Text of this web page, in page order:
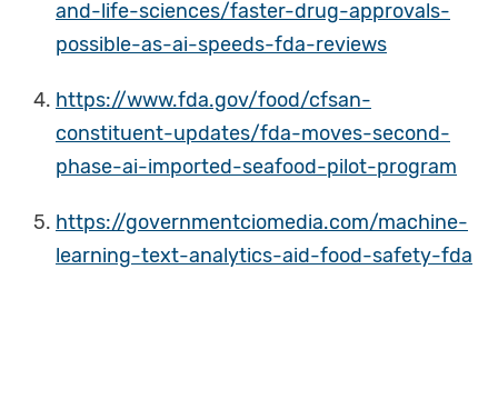
and-life-sciences/faster-drug-approvals-
possible-as-ai-speeds-fda-reviews
https://www.fda.gov/food/cfsan-
constituent-updates/fda-moves-second-
phase-ai-imported-seafood-pilot-program
https://governmentciomedia.com/machine-
learning-text-analytics-aid-food-safety-fda